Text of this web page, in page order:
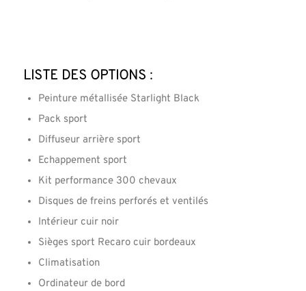
Liste des options :
Peinture métallisée Starlight Black
Pack sport
Diffuseur arrière sport
Echappement sport
Kit performance 300 chevaux
Disques de freins perforés et ventilés
Intérieur cuir noir
Sièges sport Recaro cuir bordeaux
Climatisation
Ordinateur de bord